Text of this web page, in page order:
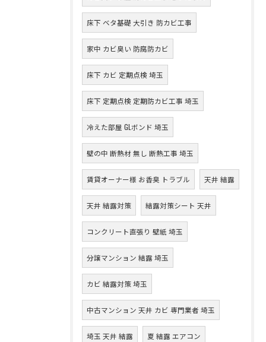
床下 ベタ基礎 大引き 防カビ工事
家中 カビ臭い 防腐防カビ
床下 カビ 定期点検 埼玉
床下 定期点検 定期防カビ工事 埼玉
冷えた部屋 GLボンド 埼玉
壁の中 断熱材 無し 断熱工事 埼玉
賃貸オーナー様 お香臭 トラブル 天井 結露
天井 結露対策 結露対策シート 天井
コンクリート直張り 壁紙 埼玉
分譲マンション 結露 埼玉
カビ 結露対策 埼玉
中古マンション 天井 カビ 専門業者 埼玉
埼玉 天井 結露 夏 結露 エアコン